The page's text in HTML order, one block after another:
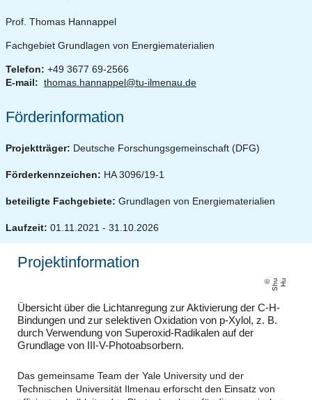
Prof. Thomas Hannappel
Fachgebiet Grundlagen von Energiematerialien
Telefon: +49 3677 69-2566
E-mail: thomas.hannappel@tu-ilmenau.de
Förderinformation
Projektträger: Deutsche Forschungsgemeinschaft (DFG)
Förderkennzeichen: HA 3096/19-1
beteiligte Fachgebiete: Grundlagen von Energiematerialien
Laufzeit: 01.11.2021 - 31.10.2026
Projektinformation
S
h
u
H u
Übersicht über die Lichtanregung zur Aktivierung der C-H-
Bindungen und zur selektiven Oxidation von p-Xylol, z. B.
durch Verwendung von Superoxid-Radikalen auf der
Grundlage von III-V-Photoabsorbern.
Das gemeinsame Team der Yale University und der
Technischen Universität Ilmenau erforscht den Einsatz von